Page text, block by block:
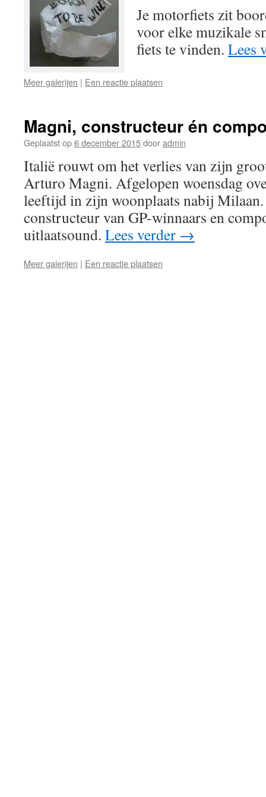
Je motorfiets zit
voor elke muzikale
fiets te vinden. Lees
Meer galerijen | Een reactie plaatsen
Magni, constructeur én
Geplaatst op6 december 2015dooradmin
Italië rouwt om het verlies van zijn
Arturo Magni. Afgelopen woensdag
leeftijd in zijn woonplaats nabij
constructeur van GP-winnaars en
uitlaatsound. Lees verder →
Meer galerijen | Een reactie plaatsen